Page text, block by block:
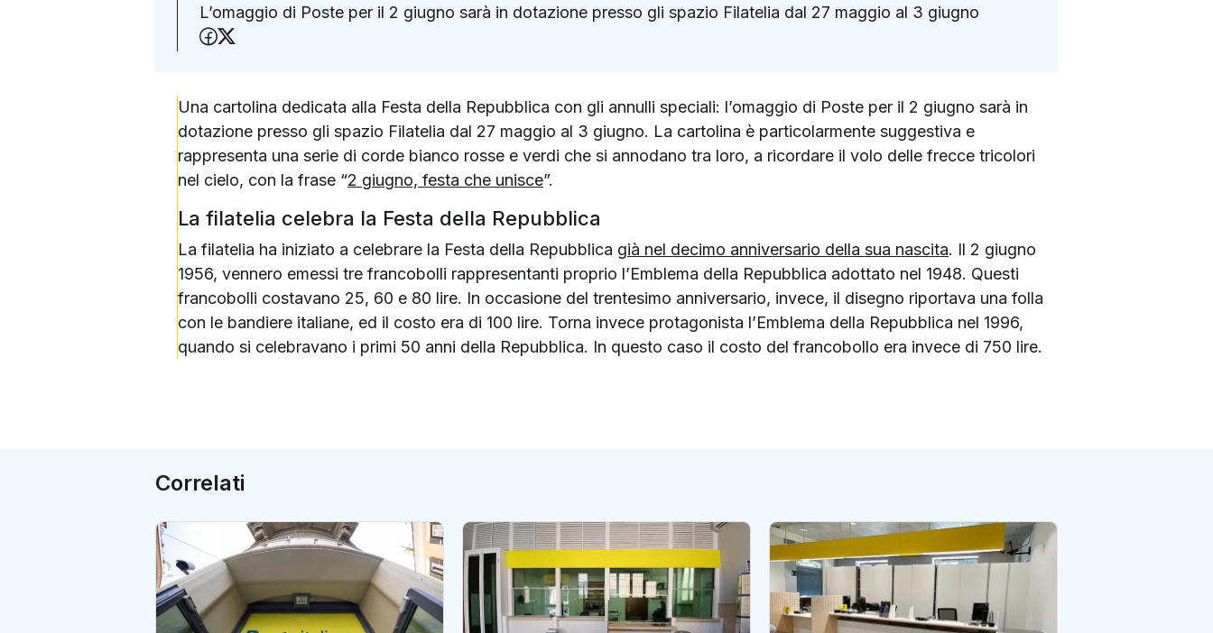
L’omaggio di Poste per il 2 giugno sarà in dotazione presso gli spazio Filatelia dal 27 maggio al 3 giugno
Condividi su Facebook
Una cartolina dedicata alla Festa della Repubblica con gli annulli speciali: l’omaggio di Poste per il 2 giugno sarà in
dotazione presso gli spazio Filatelia dal 27 maggio al 3 giugno. La cartolina è particolarmente suggestiva e
rappresenta una serie di corde bianco rosse e verdi che si annodano tra loro, a ricordare il volo delle frecce tricolori
nel cielo, con la frase “2 giugno, festa che unisce”.
La filatelia celebra la Festa della Repubblica
La filatelia ha iniziato a celebrare la Festa della Repubblica già nel decimo anniversario della sua nascita. Il 2 giugno
1956, vennero emessi tre francobolli rappresentanti proprio l’Emblema della Repubblica adottato nel 1948. Questi
francobolli costavano 25, 60 e 80 lire. In occasione del trentesimo anniversario, invece, il disegno riportava una folla
con le bandiere italiane, ed il costo era di 100 lire. Torna invece protagonista l’Emblema della Repubblica nel 1996,
quando si celebravano i primi 50 anni della Repubblica. In questo caso il costo del francobollo era invece di 750 lire.
Correlati